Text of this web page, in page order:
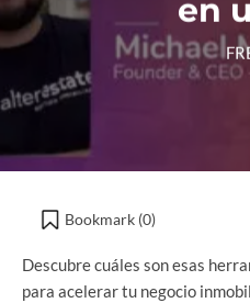
en
Bookmark (0)
Descubre cuáles son esas
para acelerar tu negocio